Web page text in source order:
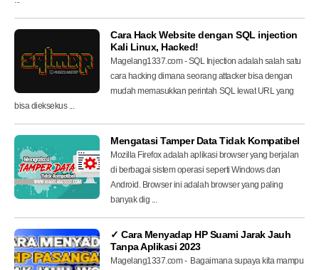
Cara Hack Website dengan SQL injection
Kali Linux, Hacked!
Magelang1337.com - SQL Injection adalah salah satu
cara hacking dimana seorang attacker bisa dengan
mudah memasukkan perintah SQL lewat URL yang
bisa dieksekus ...
Mengatasi Tamper Data Tidak Kompatibel
Mozilla Firefox adalah aplikasi browser yang berjalan
di berbagai sistem operasi seperti Windows dan
Android. Browser ini adalah browser yang paling
banyak dig ...
✓ Cara Menyadap HP Suami Jarak Jauh
Tanpa Aplikasi 2023
Magelang1337.com - Bagaimana supaya kita mampu